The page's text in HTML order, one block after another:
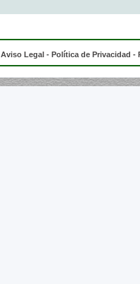
Aviso Legal - Política de Privacidad -